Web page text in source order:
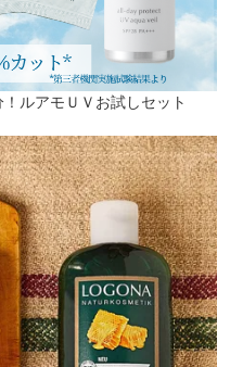
ルアモＵＶお試しセット